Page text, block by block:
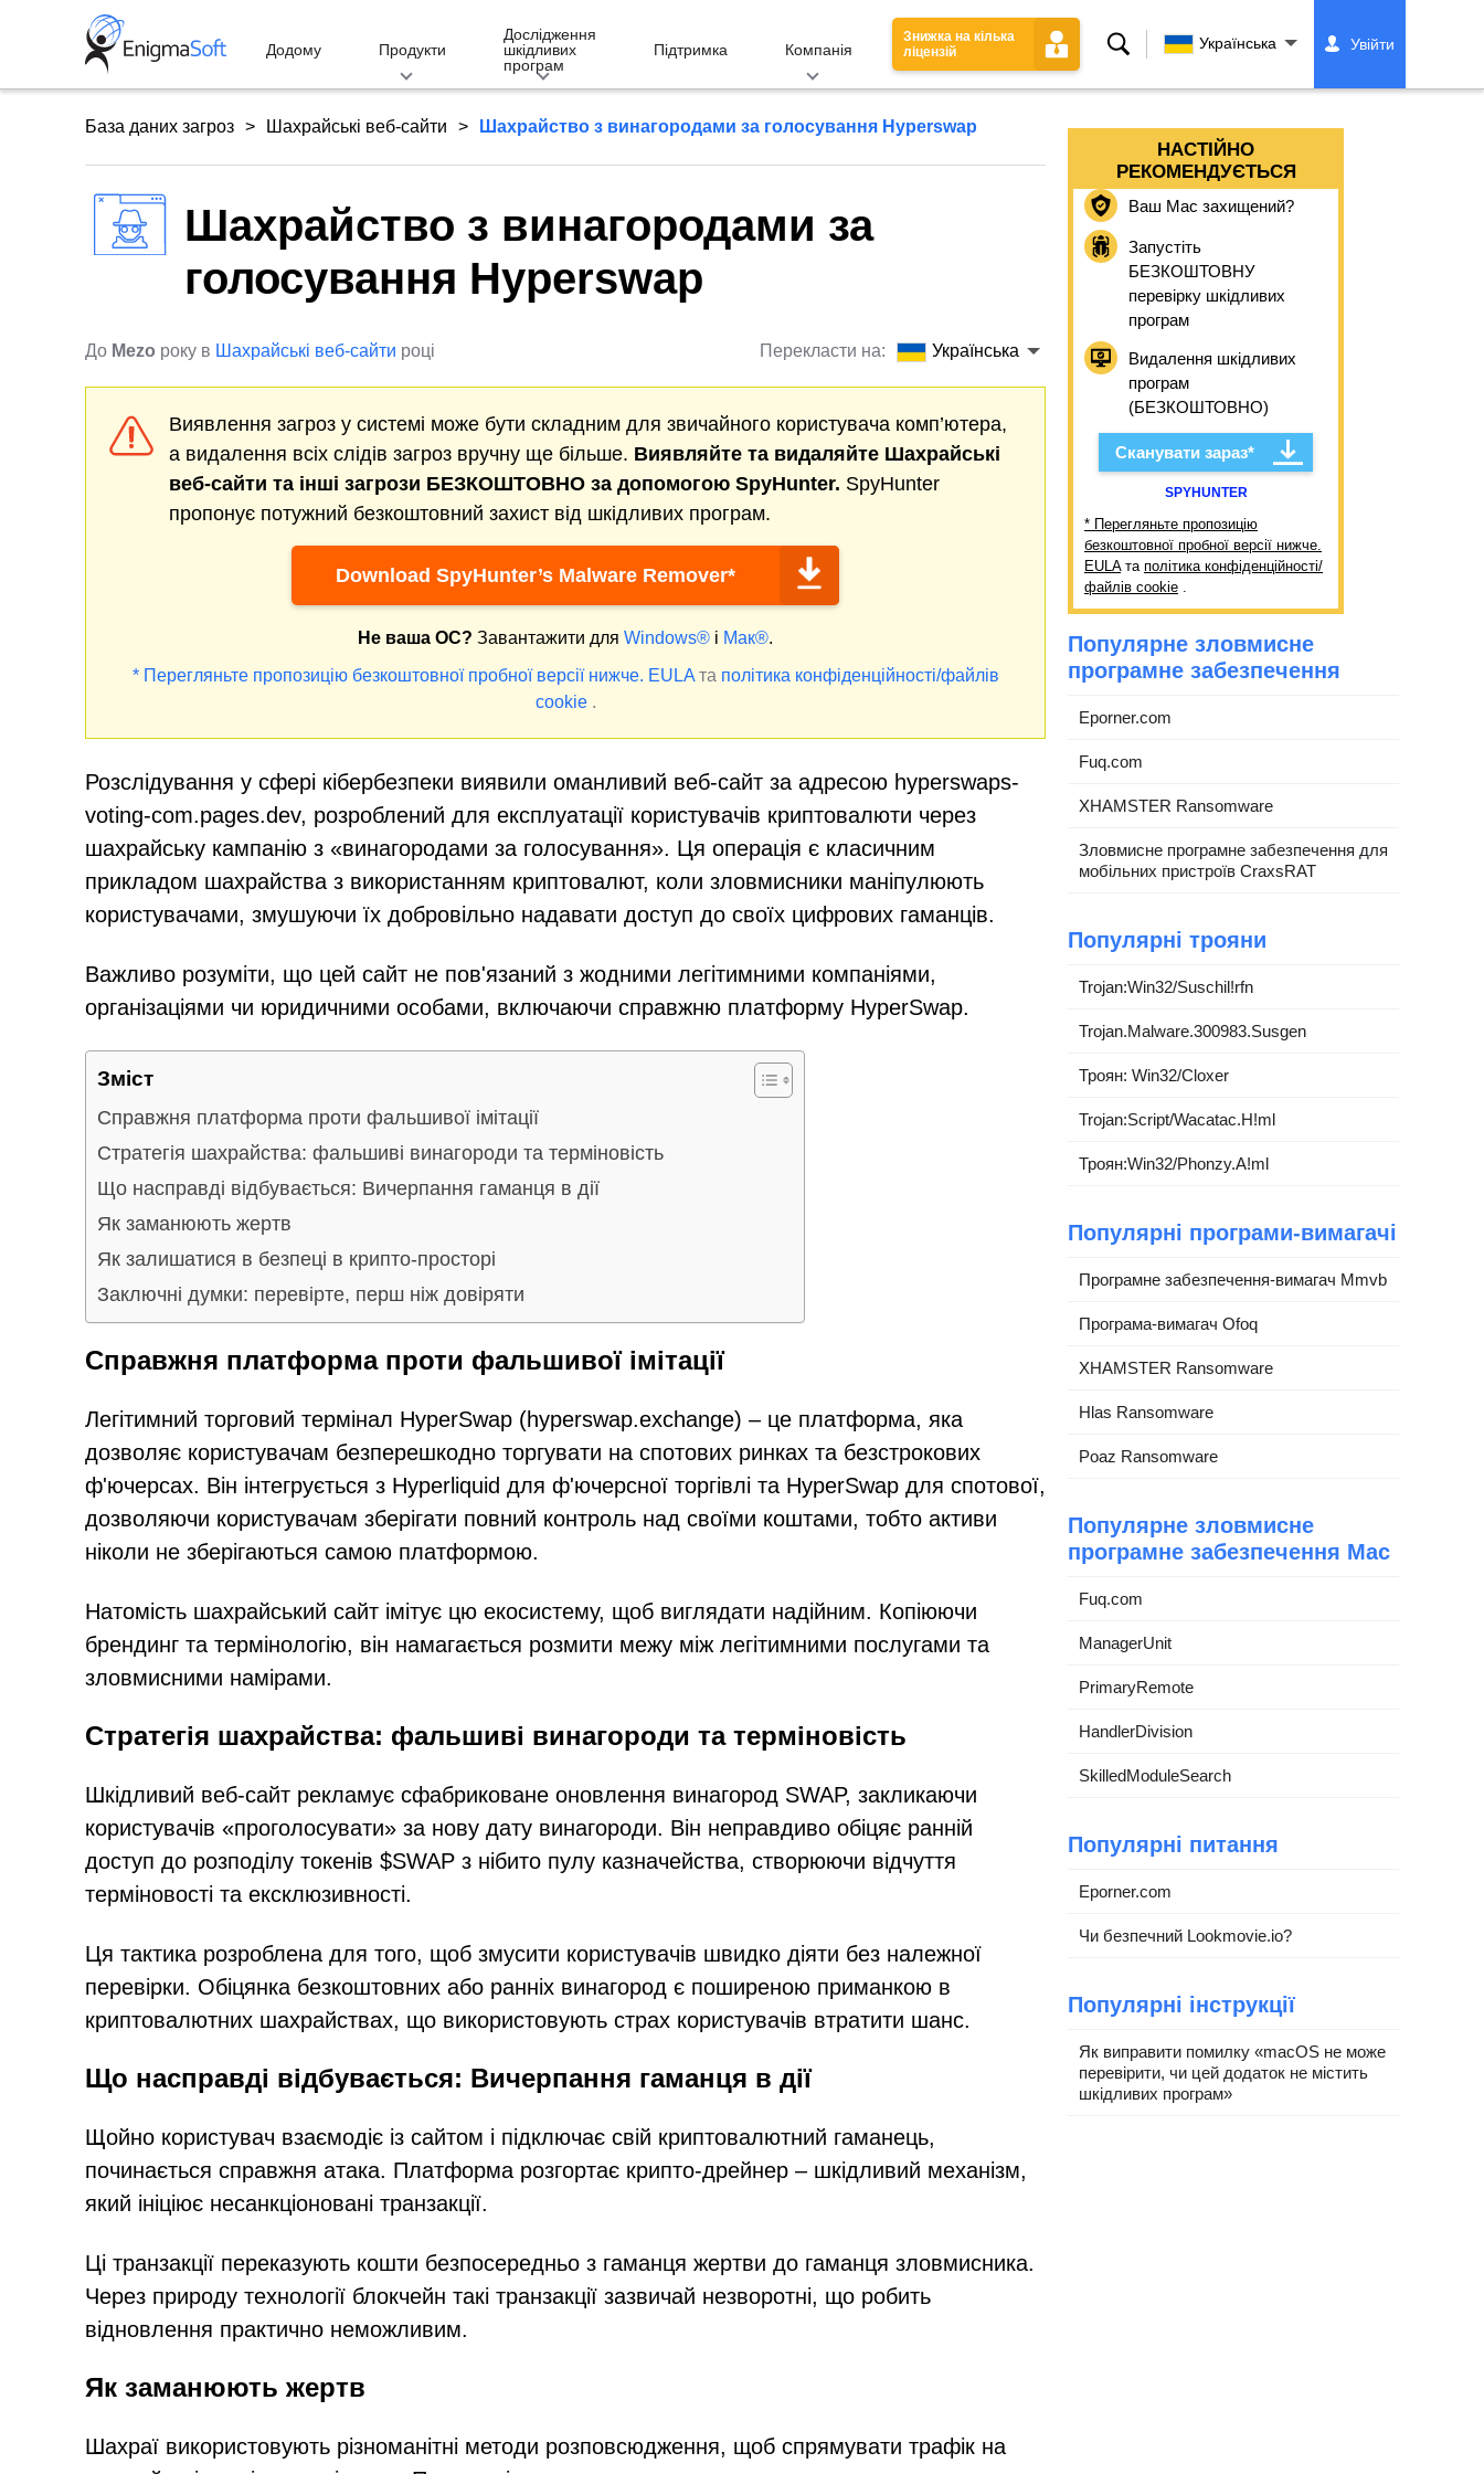
Додому Продукти
Дослідження
шкідливих
програм
Підтримка Компанія
Знижка на кілька
ліцензій
Пошук Українська Увійти
База даних загроз Шахрайські веб-сайти Шахрайство з винагородами за голосування Hyperswap
Шахрайство з винагородами за
голосування Hyperswap
До Mezo року в Шахрайські веб-сайти році Перекласти на: Українська
Виявлення загроз у системі може бути складним для звичайного користувача комп’ютера,
а видалення всіх слідів загроз вручну ще більше. Виявляйте та видаляйте Шахрайські
веб-сайти та інші загрози БЕЗКОШТОВНО за допомогою SpyHunter. SpyHunter
пропонує потужний безкоштовний захист від шкідливих програм.
Download SpyHunter’s Malware Remover*
Не ваша ОС? Завантажити для Windows® і Мак®.
* Перегляньте пропозицію безкоштовної пробної версії нижче. EULAта політика конфіденційності/файлів
cookie.
Розслідування у сфері кібербезпеки виявили оманливий веб-сайт за адресою hyperswaps-
voting-com.pages.dev, розроблений для експлуатації користувачів криптовалюти через
шахрайську кампанію з «винагородами за голосування». Ця операція є класичним
прикладом шахрайства з використанням криптовалют, коли зловмисники маніпулюють
користувачами, змушуючи їх добровільно надавати доступ до своїх цифрових гаманців.
Важливо розуміти, що цей сайт не пов'язаний з жодними легітимними компаніями,
організаціями чи юридичними особами, включаючи справжню платформу HyperSwap.
Зміст
Справжня платформа проти фальшивої імітації
Стратегія шахрайства: фальшиві винагороди та терміновість
Що насправді відбувається: Вичерпання гаманця в дії
Як заманюють жертв
Як залишатися в безпеці в крипто-просторі
Заключні думки: перевірте, перш ніж довіряти
Справжня платформа проти фальшивої імітації
Легітимний торговий термінал HyperSwap (hyperswap.exchange) – це платформа, яка
дозволяє користувачам безперешкодно торгувати на спотових ринках та безстрокових
ф'ючерсах. Він інтегрується з Hyperliquid для ф'ючерсної торгівлі та HyperSwap для спотової,
дозволяючи користувачам зберігати повний контроль над своїми коштами, тобто активи
ніколи не зберігаються самою платформою.
Натомість шахрайський сайт імітує цю екосистему, щоб виглядати надійним. Копіюючи
брендинг та термінологію, він намагається розмити межу між легітимними послугами та
зловмисними намірами.
Стратегія шахрайства: фальшиві винагороди та терміновість
Шкідливий веб-сайт рекламує сфабриковане оновлення винагород SWAP, закликаючи
користувачів «проголосувати» за нову дату винагороди. Він неправдиво обіцяє ранній
доступ до розподілу токенів $SWAP з нібито пулу казначейства, створюючи відчуття
терміновості та ексклюзивності.
Ця тактика розроблена для того, щоб змусити користувачів швидко діяти без належної
перевірки. Обіцянка безкоштовних або ранніх винагород є поширеною приманкою в
криптовалютних шахрайствах, що використовують страх користувачів втратити шанс.
Що насправді відбувається: Вичерпання гаманця в дії
Щойно користувач взаємодіє із сайтом і підключає свій криптовалютний гаманець,
починається справжня атака. Платформа розгортає крипто-дрейнер – шкідливий механізм,
який ініціює несанкціоновані транзакції.
Ці транзакції переказують кошти безпосередньо з гаманця жертви до гаманця зловмисника.
Через природу технології блокчейн такі транзакції зазвичай незворотні, що робить
відновлення практично неможливим.
Як заманюють жертв
Шахраї використовують різноманітні методи розповсюдження, щоб спрямувати трафік на
НАСТІЙНО
РЕКОМЕНДУЄТЬСЯ
Ваш Mac захищений?
Запустіть
БЕЗКОШТОВНУ
перевірку шкідливих
програм
Видалення шкідливих
програм
(БЕЗКОШТОВНО)
Сканувати зараз*
SPYHUNTER
* Перегляньте пропозицію
безкоштовної пробної версії нижче.
EULAта політика конфіденційності/
файлів cookie .
Популярне зловмисне
програмне забезпечення
Eporner.com
Fuq.com
XHAMSTER Ransomware
Зловмисне програмне забезпечення для
мобільних пристроїв CraxsRAT
Популярні трояни
Trojan:Win32/Suschil!rfn
Trojan.Malware.300983.Susgen
Троян: Win32/Cloxer
Trojan:Script/Wacatac.H!ml
Троян:Win32/Phonzy.A!ml
Популярні програми-вимагачі
Програмне забезпечення-вимагач Mmvb
Програма-вимагач Ofoq
XHAMSTER Ransomware
Hlas Ransomware
Poaz Ransomware
Популярне зловмисне
програмне забезпечення Mac
Fuq.com
ManagerUnit
PrimaryRemote
HandlerDivision
SkilledModuleSearch
Популярні питання
Eporner.com
Чи безпечний Lookmovie.io?
Популярні інструкції
Як виправити помилку «macOS не може
перевірити, чи цей додаток не містить
шкідливих програм»